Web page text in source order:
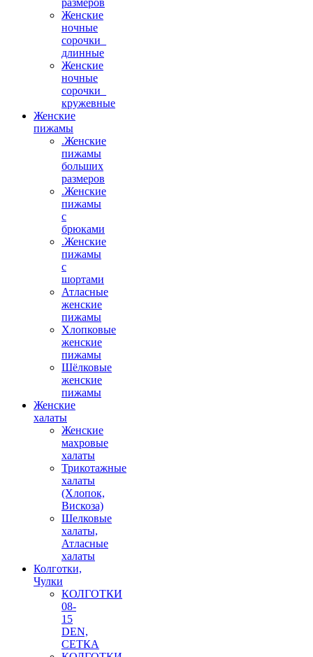
размеров
Женские
ночные
сорочки_
длинные
Женские
ночные
сорочки_
кружевные
Женские
пижамы
.Женские
пижамы
больших
размеров
.Женские
пижамы
с
брюками
.Женские
пижамы
с
шортами
Атласные
женские
пижамы
Хлопковые
женские
пижамы
Шёлковые
женские
пижамы
Женские
халаты
Женские
махровые
халаты
Трикотажные
халаты
(Хлопок,
Вискоза)
Шелковые
халаты,
Атласные
халаты
Колготки,
Чулки
КОЛГОТКИ
08-
15
DEN,
СЕТКА